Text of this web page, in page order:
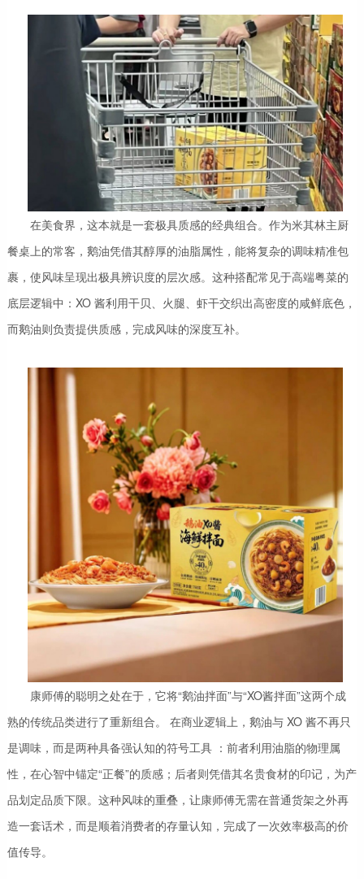
在美食界，这本就是一套极具质感的经典组合。作为米其林主厨
餐桌上的常客，鹅油凭借其醇厚的油脂属性，能将复杂的调味精准包
裹，使风味呈现出极具辨识度的层次感。这种搭配常见于高端粤菜的
底层逻辑中：XO 酱利用干贝、火腿、虾干交织出高密度的咸鲜底色，
而鹅油则负责提供质感，完成风味的深度互补。
康师傅的聪明之处在于，它将“鹅油拌面”与“XO酱拌面”这两个成
熟的传统品类进行了重新组合。 在商业逻辑上，鹅油与 XO 酱不再只
是调味，而是两种具备强认知的符号工具 ：前者利用油脂的物理属
性，在心智中锚定“正餐”的质感；后者则凭借其名贵食材的印记，为产
品划定品质下限。这种风味的重叠，让康师傅无需在普通货架之外再
造一套话术，而是顺着消费者的存量认知，完成了一次效率极高的价
值传导。